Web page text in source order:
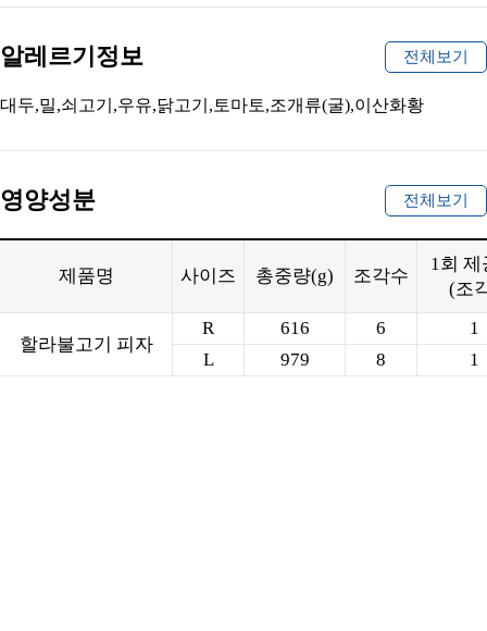
알레르기정보 전체보기
대두,밀,쇠고기,우유,닭고기,토마토,조개류(굴),이산화황
영양성분 전체보기
제품명 사이즈 총중량(g) 조각수
1회 제
(조
할라불고기 피자
R 616 6
1
L
979 8 1